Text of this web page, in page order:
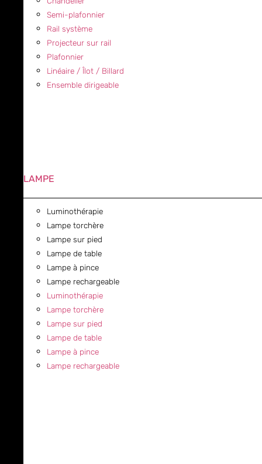
Semi-plafonnier
Rail système
Projecteur sur rail
Plafonnier
Linéaire / Îlot / Billard
Ensemble dirigeable
LAMPE
Luminothérapie
Lampe torchère
Lampe sur pied
Lampe de table
Lampe à pince
Lampe rechargeable
Luminothérapie
Lampe torchère
Lampe sur pied
Lampe de table
Lampe à pince
Lampe rechargeable